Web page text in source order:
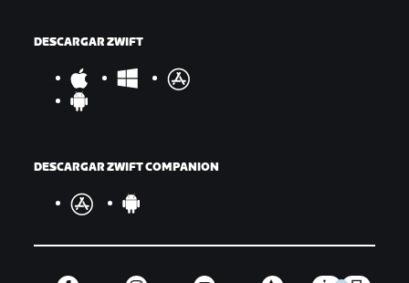
DESCARGAR ZWIFT
DESCARGAR ZWIFT COMPANION